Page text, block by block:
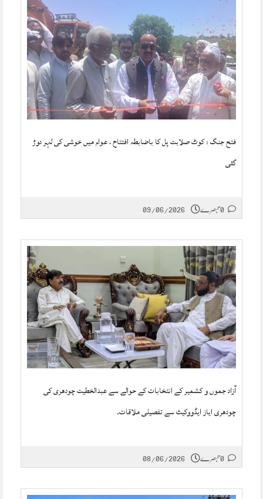
فتح جنگ : کوٹ صلابت پل کا باضابطہ افتتاح ، عوام میں خوشی کی لہر دوڑ
گئی
09/06/2026
آزاد جموں و کشمیر کے انتخابات کے حوالے سے عبدالخطیت چودھری کی
چودھری ایاز ایڈووکیٹ سے تفصیلی ملاقات۔
08/06/2026